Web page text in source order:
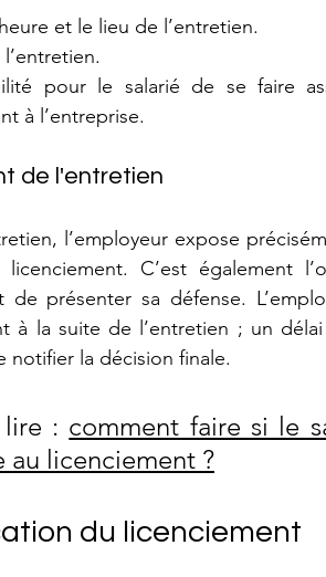
et le lieu de l’entretien.
pour le salarié de se faire
à l’entreprise.
de l'entretien
l’employeur expose
C’est également
de présenter sa défense.
à la suite de l’entretien ; un
notifier la décision finale.
: comment faire si le
au licenciement ?
du licenciement